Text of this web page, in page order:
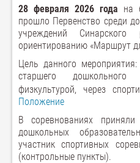
28 февраля 2026 года на
прошло Первенство среди
учреждений
ориентированию «Маршрут
Цель данного
старшего
физкультурой, через
Положение
В соревнованиях
дошкольных
участник спортивных
(контрольные пункты).